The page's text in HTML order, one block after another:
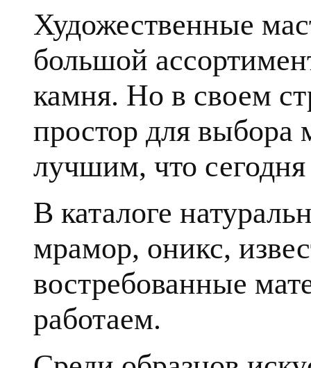
Художественные
большой
камня. Но в своем
простор для выбора
лучшим, что
В каталоге
мрамор, оникс,
востребованные
работаем.